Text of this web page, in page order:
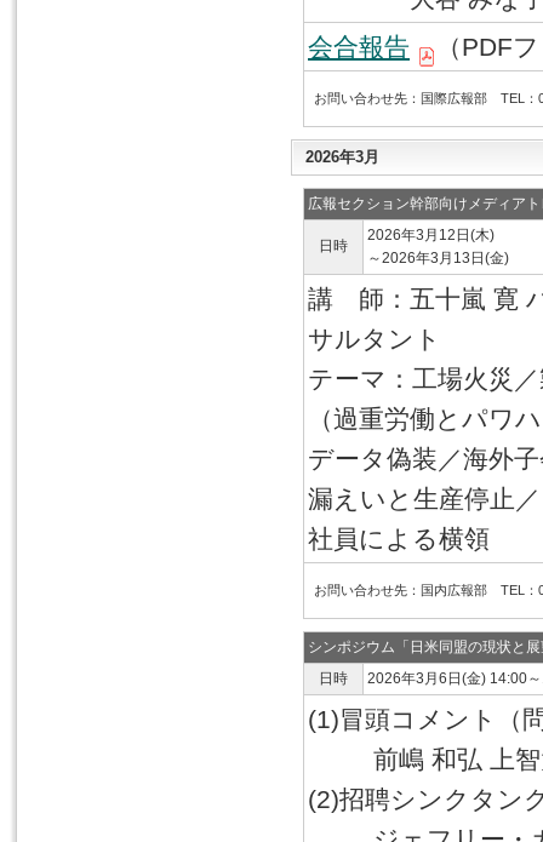
会合報告
（PDF
お問い合わせ先：国際広報部 TEL：
2026年3月
広報セクション幹部向けメディア
日時
2026年3月12日(木)
～2026年3月13日(金)
講 師：五十嵐 寛
サルタント
テーマ：工場火災
（過重労働とパワ
データ偽装／海外
漏えいと生産停止／
社員による横領
お問い合わせ先：国内広報部 TEL：
シンポジウム「日米同盟の現状と
日時
2026年3月6日(金) 14:00
(1)冒頭コメント
前嶋 和弘 上智大
(2)招聘シンクタン